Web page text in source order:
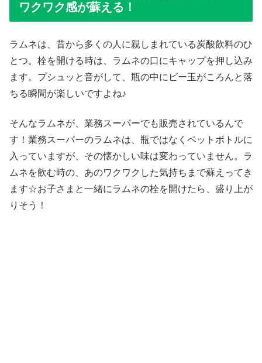
ワクワク感が蘇える！
ラムネは、昔から多くの人に親しまれている炭酸飲料のひ
とつ。栓を開ける時は、ラムネの口にキャップを押し込み
ます。プシュッと音がして、瓶の中にビー玉がころんと落
ちる瞬間が楽しいですよね♪
そんなラムネが、業務スーパーでも販売されているんで
す！業務スーパーのラムネは、瓶ではなくペットボトルに
入っていますが、その懐かしい味は変わっていません。ラ
ムネを飲む時の、あのワクワクした気持ちまで蘇えってき
ます☆お子さまと一緒にラムネの栓を開けたら、盛り上が
りそう！